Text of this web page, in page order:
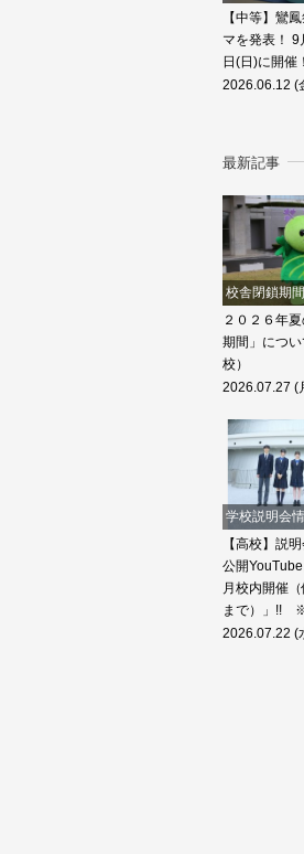
【中等】鸞
マを発表！
日(日)に開催！
2026.06.12 (
最新記事
校舎閉鎖期
２０２６年
期間」につ
校）
2026.07.27 (
学校説明会
【高校】説
公開
月校内開催
まで）」!!
2026.07.22 (